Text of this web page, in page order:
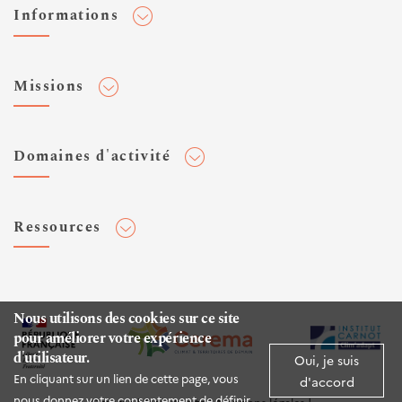
Nous utilisons des cookies sur ce site
pour améliorer votre expérience
d'utilisateur.
En cliquant sur un lien de cette page, vous
Oui, je suis
d'accord
Informations
Flux RSS
Veilles et newsletters
Expertises Territoires
Espace presse
Missions
Normalisation
Domaines d'activité
Infrastructures de transport
Environnement et risques
Mer et littoral
Ressources
Rapports d'étude
Publications HAL
Documentation routière (DTRF)
Logiciels & apps